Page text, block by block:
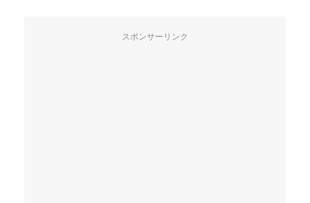
スポンサーリンク